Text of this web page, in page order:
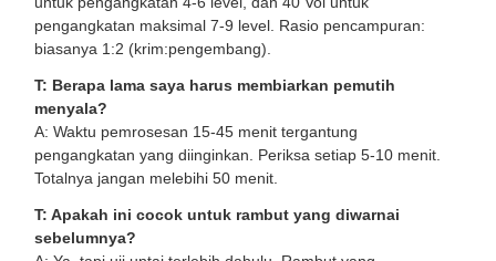
pengangkatan maksimal 7-9 level. Rasio pencampuran:
biasanya 1:2 (krim:pengembang).
T: Berapa lama saya harus membiarkan pemutih
menyala?
A: Waktu pemrosesan 15-45 menit tergantung
pengangkatan yang diinginkan. Periksa setiap 5-10 menit.
Totalnya jangan melebihi 50 menit.
T: Apakah ini cocok untuk rambut yang diwarnai
sebelumnya?